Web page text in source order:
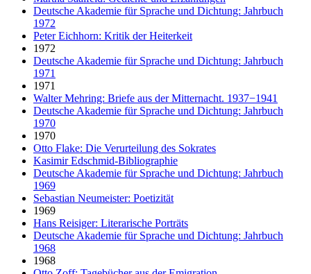
Deutsche Akademie für Sprache und Dichtung: Jahrbuch
1972
Peter Eichhorn: Kritik der Heiterkeit
1972
Deutsche Akademie für Sprache und Dichtung: Jahrbuch
1971
1971
Walter Mehring: Briefe aus der Mitternacht. 1937−1941
Deutsche Akademie für Sprache und Dichtung: Jahrbuch
1970
1970
Otto Flake: Die Verurteilung des Sokrates
Kasimir Edschmid-Bibliographie
Deutsche Akademie für Sprache und Dichtung: Jahrbuch
1969
Sebastian Neumeister: Poetizität
1969
Hans Reisiger: Literarische Porträts
Deutsche Akademie für Sprache und Dichtung: Jahrbuch
1968
1968